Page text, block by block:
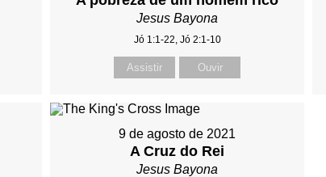
Jesus Bayona
Jó 1:1-22, Jó 2:1-10
Assistir Ouvir
9 de agosto de 2021
A Cruz do Rei
Jesus Bayona